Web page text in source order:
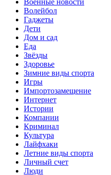
Волейбол
Гаджеты
Дети
Дом и сад
Еда
Звёзды
Здоровье
Зимние виды спорта
Игры
Импортозамещение
Интернет
Истории
Компании
Криминал
Культура
Лайфхаки
Летние виды спорта
Личный счет
Люди